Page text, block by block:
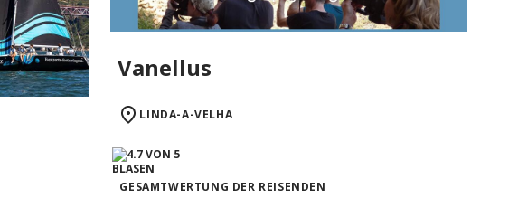
Vanellus
LINDA-A-VELHA
GESAMTWERTUNG DER REISENDEN